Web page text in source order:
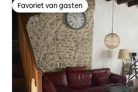
Favoriet van gasten
Favoriet van gasten